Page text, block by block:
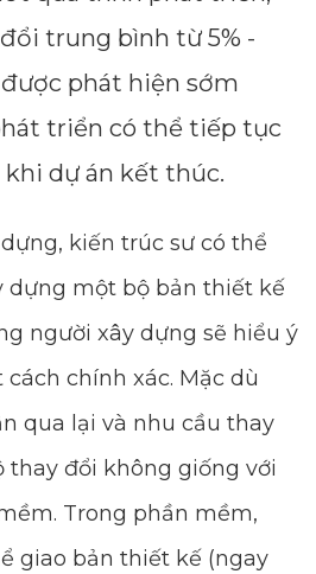
trung bình từ 5% -
được phát hiện sớm
triển có thể tiếp tục
dự án kết thúc.
kiến ​​trúc sư có thể
dựng một bộ bản thiết kế
người xây dựng sẽ hiểu ý
chính xác. Mặc dù
qua lại và nhu cầu thay
thay đổi không giống với
Trong phần mềm,
giao bản thiết kế (ngay